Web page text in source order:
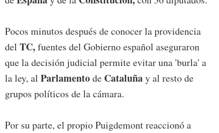
Pocos minutos después de conocer la providencia
del TC,fuentes del Gobierno español aseguraron
que la decisión judicial permite evitar una 'burla' a
la ley, al Parlamentode Cataluñay al resto de
grupos políticos de la cámara.
Por su parte, el propio Puigdemont reaccionó a